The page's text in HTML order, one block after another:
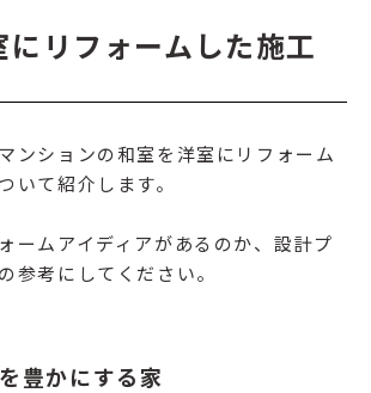
リフォームした施工
ンションの和室を洋室にリフォーム
いて紹介します。
ームアイディアがあるのか、設計プ
参考にしてください。
豊かにする家